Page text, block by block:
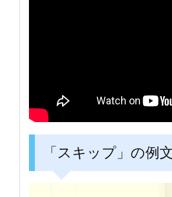
「スキップ」の例